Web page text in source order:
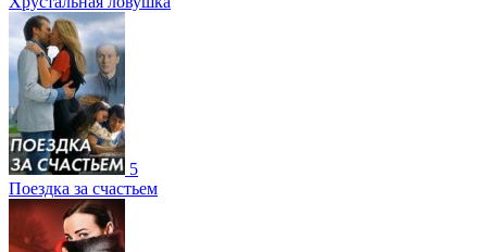
5
Поездка за счастьем